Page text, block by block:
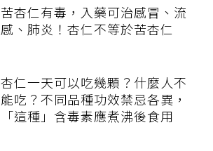
苦杏仁有毒，入藥可治感冒、流
感、肺炎！杏仁不等於苦杏仁
杏仁一天可以吃幾顆？什麼人不
能吃？不同品種功效禁忌各異，
「這種」含毒素應煮沸後食用